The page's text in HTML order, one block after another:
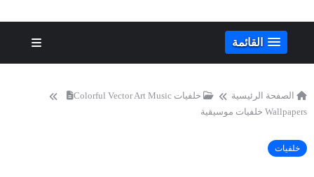
القائمة
الصفحة الرئيسية خلفيات Colorful Vector Art Music
Wallpapers خلفيات موسيقية
خلفيات